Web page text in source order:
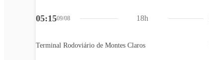
05:1509/08
Terminal Rodoviário de Montes Claros
18h